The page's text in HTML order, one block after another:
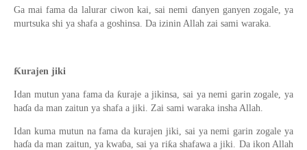
Ga mai fama da lalurar ciwon kai, sai nemi ɗanyen ganyen zogale, ya
murtsuka shi ya shafa a goshinsa. Da izinin Allah zai sami waraka.
Ƙurajen jiki
Idan mutun yana fama da ƙuraje a jikinsa, sai ya nemi garin zogale, ya
haɗa da man zaitun ya shafa a jiki. Zai sami waraka insha Allah.
Idan kuma mutun na fama da kurajen jiki, sai ya nemi garin zogale ya
haɗa da man zaitun, ya kwaɓa, sai ya riƙa shafawa a jiki. Da ikon Allah